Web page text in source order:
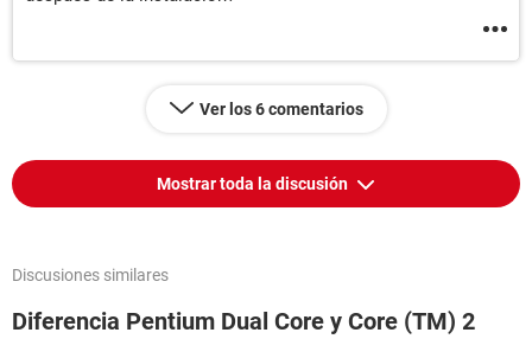
Ver los 6 comentarios
Mostrar toda la discusión
Discusiones similares
Diferencia Pentium Dual Core y Core (TM) 2